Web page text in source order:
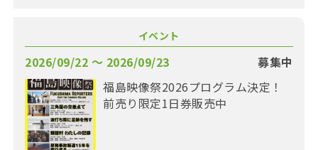
イベント
2026/09/22 〜 2026/09/23
募集中
福島映像祭2026プログラム決定！
前売り限定1日券販売中